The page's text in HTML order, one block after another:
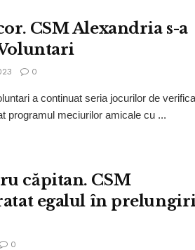
CSM Alexandria s-a
0
a continuat seria jocurilor de
programul meciurilor amicale cu ...
căpitan. CSM
egalul în
0